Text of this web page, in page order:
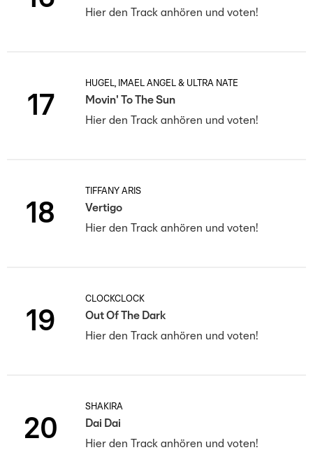
Hier den Track anhören und voten!
17
HUGEL, IMAEL ANGEL & ULTRA NATÉ
Movin' To The Sun
Hier den Track anhören und voten!
18
TIFFANY ARIS
Vertigo
Hier den Track anhören und voten!
19
CLOCKCLOCK
Out Of The Dark
Hier den Track anhören und voten!
20
SHAKIRA
Dai Dai
Hier den Track anhören und voten!